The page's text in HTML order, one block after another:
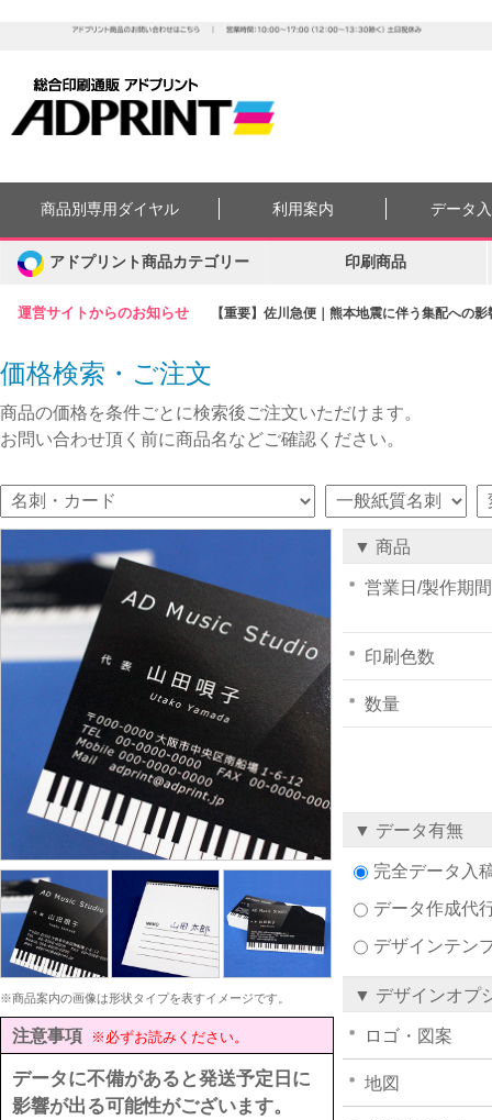
運営サイトからのお知らせ 【重要】佐川急便｜熊本地震に伴う集配への
商品別専用ダイヤル 利用案内 データ
アドプリント商品カテゴリー 印刷商品
価格検索・ご注文
商品の価格を条件ごとに検索後ご注文いただけます。
お問い合わせ頂く前に商品名などご確認ください。
※商品案内の画像は形状タイプを表すイメージです。
注意事項 ※必ずお読みください。
データに不備があると発送予定日に
影響が出る可能性がございます。
▼ 商品
営業日/製作期間
印刷色数
数量
▼ データ有無
完全データ入
データ作成代
デザインテン
▼ デザインオプ
ロゴ・図案
地図